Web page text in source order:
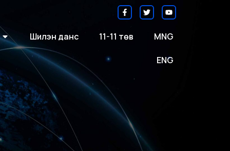
Шилэн данс 11-11 төв MNG
ENG